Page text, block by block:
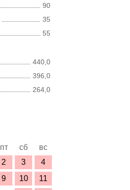
90
35
55
440,0
396,0
264,0
пт сб
вс
2 3
4
9 10
11